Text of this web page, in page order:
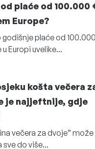
plaće od 100.000
Europe?
plaće od
Europi uvelike...
košta večera
je najjeftnije, gdje
večera za dvoje”
sve do više...